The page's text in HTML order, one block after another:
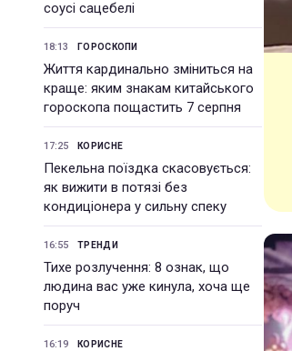
соусі сацебелі
18:13 ГОРОСКОПИ
Життя кардинально зміниться на
краще: яким знакам китайського
гороскопа пощастить 7 серпня
17:25 КОРИСНЕ
Пекельна поїздка скасовується:
як вижити в потязі без
кондиціонера у сильну спеку
16:55 ТРЕНДИ
Тихе розлучення: 8 ознак, що
людина вас уже кинула, хоча ще
поруч
16:19 КОРИСНЕ